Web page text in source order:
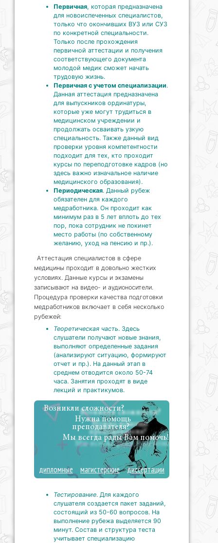
Первичная, которая предназначена
для новоиспеченных специалистов,
только что окончивших ВУЗ или СУЗ
по конкретной специальности.
Только после прохождения
первичной аттестации и получения
соответствующего документа
молодой медик сможет начать
трудовую жизнь.
Первичная с учетом специализации.
Данная аттестация предназначена
для выпускников ординатуры,
которые уже могут трудиться в
медицинском учреждении и
продолжать осваивать узкую
специальность. Также данный вид
проверки уровня компетентности
подходит для тех, кто проходит
курсы по переподготовке кадров (но
здесь важно изначальное наличие
медицинского образования).
Периодическая. Данный рубеж
обязателен для каждого
медработника. Он проходит как
минимум раз в 5 лет вплоть до тех
пор, пока сотрудник не покинет
место работы (по собственному
желанию, уход на пенсию и пр.).
Аттестация специалистов в сфере
медицины проходит в довольно жестких
условиях. Данные курсы и экзамены
записывают на видео- и аудионосители.
Процедура проверки качества подготовки
медработников включает в себя несколько
рубежей:
Теоретическая часть. Здесь
слушатели получают новые знания,
выполняют определенные задания
(анализируют ситуацию, формируют
отчет и пр.). На данный этап в
среднем отводится около 50-74
часа. Занятия проходят в виде
лекций и практикумов.
Возникли сложности?
Нужна помощь
преподавателя?
Мы всегда рады Вам помочь!
дипломные магистерские диссертации
Тестирование. Для каждого
слушателя создается пакет заданий,
состоящий из 50-60 вопросов. На
выполнение рубежа выделяется 90
минут. Состав и структура теста
учитывает специализацию